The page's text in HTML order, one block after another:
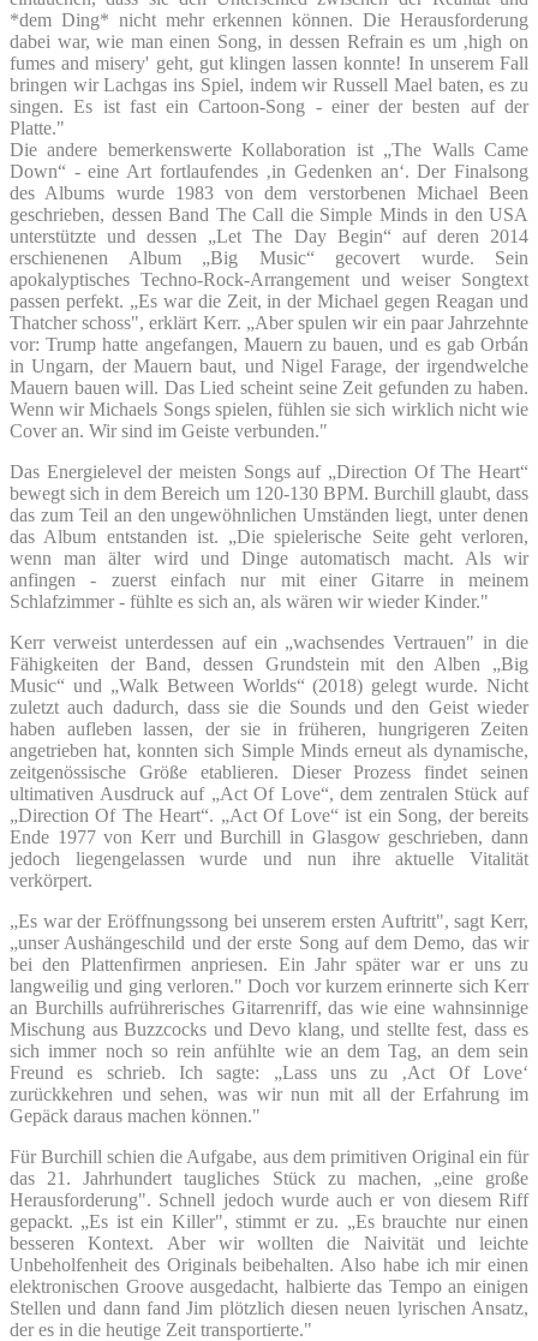
*dem Ding* nicht mehr erkennen können. Die Herausforderung
dabei war, wie man einen Song, in dessen Refrain es um ‚high on
fumes and misery' geht, gut klingen lassen konnte! In unserem Fall
bringen wir Lachgas ins Spiel, indem wir Russell Mael baten, es zu
singen. Es ist fast ein Cartoon-Song - einer der besten auf der
Platte."
Die andere bemerkenswerte Kollaboration ist „The Walls Came
Down“ - eine Art fortlaufendes ‚in Gedenken an‘. Der Finalsong
des Albums wurde 1983 von dem verstorbenen Michael Been
geschrieben, dessen Band The Call die Simple Minds in den USA
unterstützte und dessen „Let The Day Begin“ auf deren 2014
erschienenen Album „Big Music“ gecovert wurde. Sein
apokalyptisches Techno-Rock-Arrangement und weiser Songtext
passen perfekt. „Es war die Zeit, in der Michael gegen Reagan und
Thatcher schoss", erklärt Kerr. „Aber spulen wir ein paar Jahrzehnte
vor: Trump hatte angefangen, Mauern zu bauen, und es gab Orbán
in Ungarn, der Mauern baut, und Nigel Farage, der irgendwelche
Mauern bauen will. Das Lied scheint seine Zeit gefunden zu haben.
Wenn wir Michaels Songs spielen, fühlen sie sich wirklich nicht wie
Cover an. Wir sind im Geiste verbunden."
Das Energielevel der meisten Songs auf „Direction Of The Heart“
bewegt sich in dem Bereich um 120-130 BPM. Burchill glaubt, dass
das zum Teil an den ungewöhnlichen Umständen liegt, unter denen
das Album entstanden ist. „Die spielerische Seite geht verloren,
wenn man älter wird und Dinge automatisch macht. Als wir
anfingen - zuerst einfach nur mit einer Gitarre in meinem
Schlafzimmer - fühlte es sich an, als wären wir wieder Kinder."
Kerr verweist unterdessen auf ein „wachsendes Vertrauen" in die
Fähigkeiten der Band, dessen Grundstein mit den Alben „Big
Music“ und „Walk Between Worlds“ (2018) gelegt wurde. Nicht
zuletzt auch dadurch, dass sie die Sounds und den Geist wieder
haben aufleben lassen, der sie in früheren, hungrigeren Zeiten
angetrieben hat, konnten sich Simple Minds erneut als dynamische,
zeitgenössische Größe etablieren. Dieser Prozess findet seinen
ultimativen Ausdruck auf „Act Of Love“, dem zentralen Stück auf
„Direction Of The Heart“. „Act Of Love“ ist ein Song, der bereits
Ende 1977 von Kerr und Burchill in Glasgow geschrieben, dann
jedoch liegengelassen wurde und nun ihre aktuelle Vitalität
verkörpert.
„Es war der Eröffnungssong bei unserem ersten Auftritt", sagt Kerr,
„unser Aushängeschild und der erste Song auf dem Demo, das wir
bei den Plattenfirmen anpriesen. Ein Jahr später war er uns zu
langweilig und ging verloren." Doch vor kurzem erinnerte sich Kerr
an Burchills aufrührerisches Gitarrenriff, das wie eine wahnsinnige
Mischung aus Buzzcocks und Devo klang, und stellte fest, dass es
sich immer noch so rein anfühlte wie an dem Tag, an dem sein
Freund es schrieb. Ich sagte: „Lass uns zu ‚Act Of Love‘
zurückkehren und sehen, was wir nun mit all der Erfahrung im
Gepäck daraus machen können."
Für Burchill schien die Aufgabe, aus dem primitiven Original ein für
das 21. Jahrhundert taugliches Stück zu machen, „eine große
Herausforderung". Schnell jedoch wurde auch er von diesem Riff
gepackt. „Es ist ein Killer", stimmt er zu. „Es brauchte nur einen
besseren Kontext. Aber wir wollten die Naivität und leichte
Unbeholfenheit des Originals beibehalten. Also habe ich mir einen
elektronischen Groove ausgedacht, halbierte das Tempo an einigen
Stellen und dann fand Jim plötzlich diesen neuen lyrischen Ansatz,
der es in die heutige Zeit transportierte."